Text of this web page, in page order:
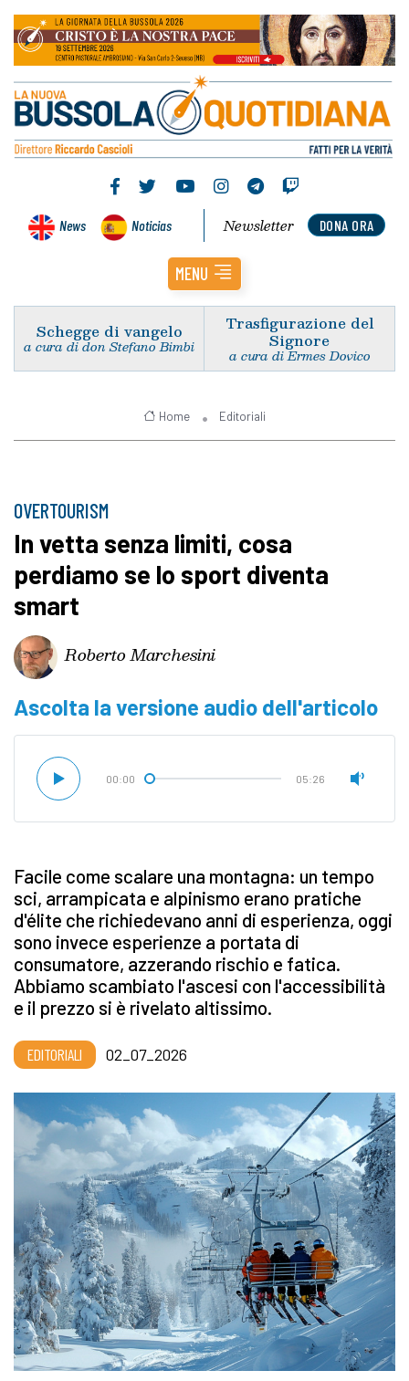
News Noticias DONA ORA
Newsletter
MENU
Schegge di vangelo
a cura di don Stefano Bimbi
Trasfigurazione del
Signore
a cura di Ermes Dovico
Home Editoriali
OVERTOURISM
In vetta senza limiti, cosa
perdiamo se lo sport diventa
smart
Roberto Marchesini
Ascolta la versione audio dell'articolo
00:00 05:26
Facile come scalare una montagna: un tempo
sci, arrampicata e alpinismo erano pratiche
d'élite che richiedevano anni di esperienza, oggi
sono invece esperienze a portata di
consumatore, azzerando rischio e fatica.
Abbiamo scambiato l'ascesi con l'accessibilità
e il prezzo si è rivelato altissimo.
EDITORIALI 02_07_2026